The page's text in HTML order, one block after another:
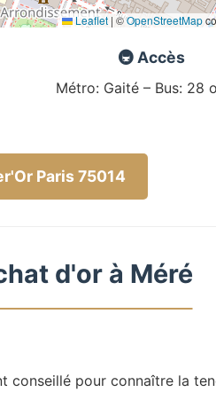
Leaflet | ©OpenStreetMap
🚇 Accès
Métro: Gaité – Bus: 28
Paris 75014
d'or à Méré
conseillé pour connaître la